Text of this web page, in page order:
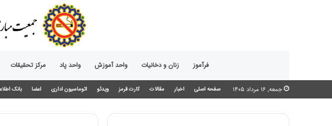
فرآموز زنان و دخانیات واحد آموزش واحد پاد مرکز تحقیقات
جمعه, ۱۶ مرداد ۱۴۰۵ صفحه اصلی اخبار مقالات کارت قرمز ویدئو اتوماسیون اداری اعضا بانک